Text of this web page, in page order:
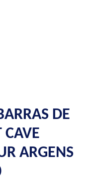
DE
CAVE
ARGENS